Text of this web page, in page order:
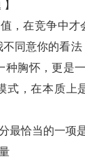
】
，在竞争中才
不同意你的看
种胸怀，更是
式，在本质上
分最恰当的一